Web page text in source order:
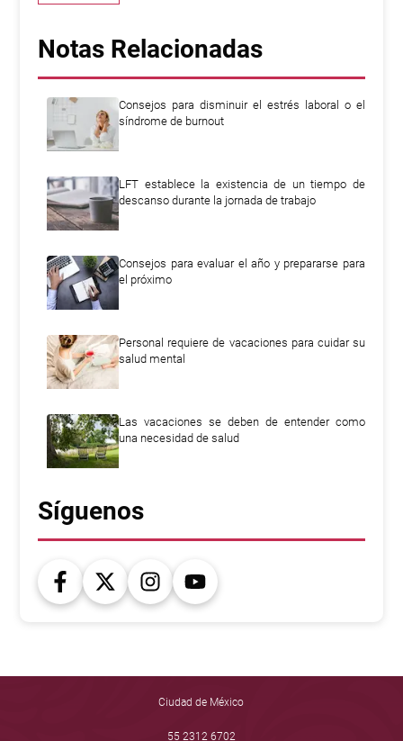
Notas Relacionadas
Consejos para disminuir el estrés laboral o el
síndrome de burnout
LFT establece la existencia de un tiempo de
descanso durante la jornada de trabajo
Consejos para evaluar el año y prepararse para
el próximo
Personal requiere de vacaciones para cuidar su
salud mental
Las vacaciones se deben de entender como
una necesidad de salud
Síguenos
Ciudad de México
55 2312 6702